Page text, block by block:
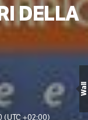
DELLA
(UTC +02:00)
Wall